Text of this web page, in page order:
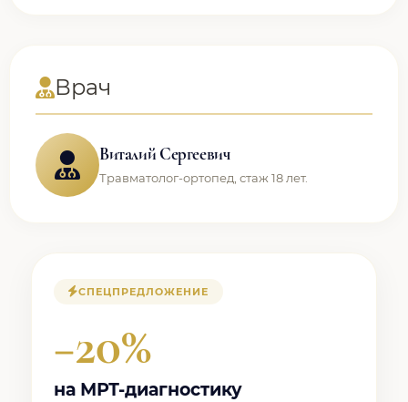
Врач
Виталий Сергеевич
Травматолог-ортопед, стаж 18 лет.
СПЕЦПРЕДЛОЖЕНИЕ
−20%
на МРТ-диагностику